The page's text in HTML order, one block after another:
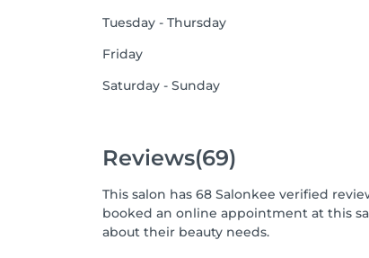
Tuesday - Thursday
Friday
Saturday - Sunday
Reviews(69)
This salon has 68 Salonkee verified
booked an online appointment at this
about their beauty needs.